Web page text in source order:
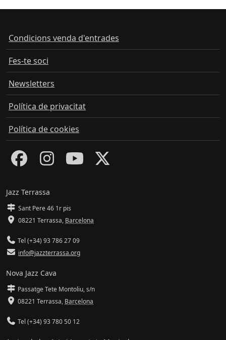
Condicions venda d'entrades
Fes-te soci
Newsletters
Política de privacitat
Política de cookies
Jazz Terrassa
Sant Pere 46 1r pis
08221 Terrassa, Barcelona
Tel (+34) 93 786 27 09
info@jazzterrassa.org
Nova Jazz Cava
Passatge Tete Montoliu, s/n
08221 Terrassa, Barcelona
Tel (+34) 93 780 50 12